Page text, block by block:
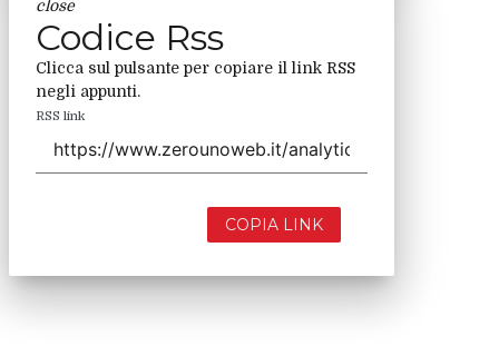
close
Codice Rss
Clicca sul pulsante per copiare il link RSS
negli appunti.
RSS link
COPIA LINK